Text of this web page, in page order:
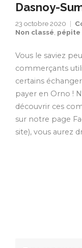
Dasnoy-
23 octobre 2020
Non classé pépite
Vous le saviez
commerçants
certains
payer en Orno !
découvrir ces
sur notre page
site), vous aurez